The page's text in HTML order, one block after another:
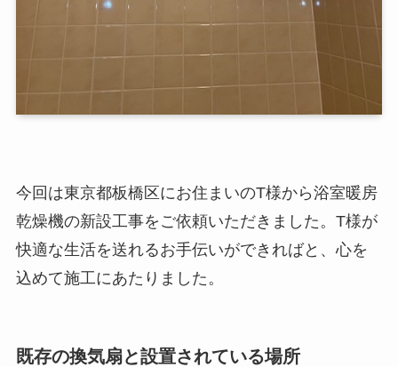
今回は東京都板橋区にお住まいのT様から浴室暖房
乾燥機の新設工事をご依頼いただきました。T様が
快適な生活を送れるお手伝いができればと、心を
込めて施工にあたりました。
既存の換気扇と設置されている場所